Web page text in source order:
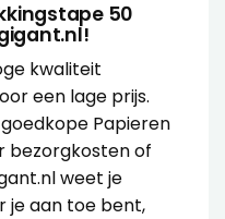
50
kwaliteit
een lage prijs.
Papieren
bezorgkosten of
weet je
je aan toe bent,